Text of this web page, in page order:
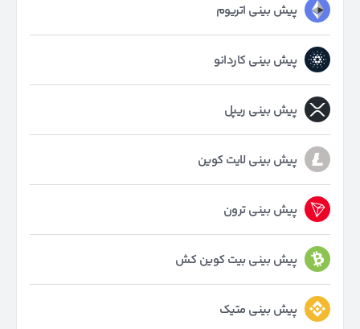
پیش بینی اتریوم
پیش بینی کاردانو
پیش بینی ریپل
پیش بینی لایت کوین
پیش بینی ترون
پیش بینی بیت کوین کش
پیش بینی متیک